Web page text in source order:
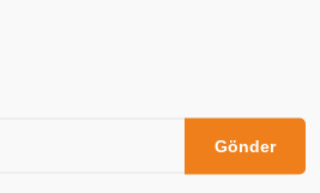
Gönder